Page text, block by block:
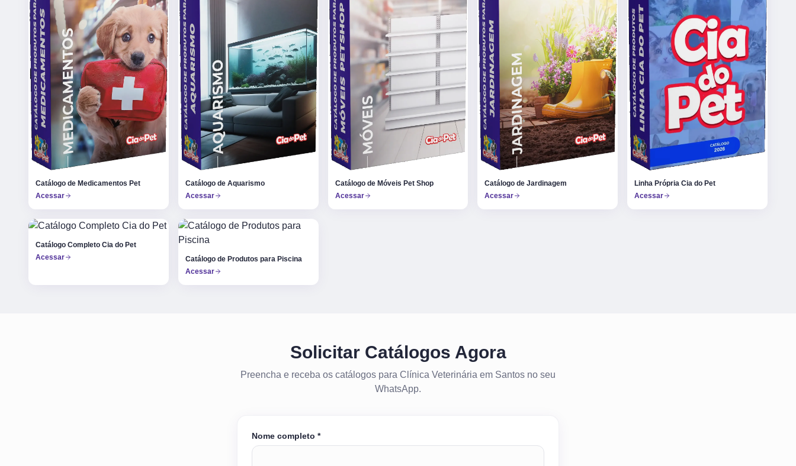
Catálogo de Medicamentos Pet
Acessar
Catálogo de Aquarismo
Acessar
Catálogo de Móveis Pet Shop
Acessar
Catálogo de Jardinagem
Acessar
Linha Própria Cia do Pet
Acessar
Catálogo Completo Cia do Pet
Acessar
Catálogo de Produtos para Piscina
Acessar
Solicitar Catálogos Agora
Preencha e receba os catálogos para Clínica Veterinária em Santos no seu
WhatsApp.
Nome completo *